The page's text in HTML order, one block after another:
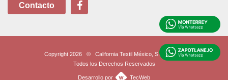
Contacto
Copyright 2026 ©
California Textil México, S.A. de C.V.
Todos los Derechos Reservados
Desarrollo por TecWeb